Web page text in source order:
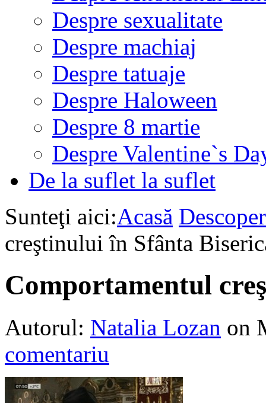
Despre sexualitate
Despre machiaj
Despre tatuaje
Despre Haloween
Despre 8 martie
Despre Valentine`s
De la suflet la suflet
Sunteţi aici:Acasă
creştinului în Sfânta
Comportamentul
Autorul: Natalia Lozan on
comentariu